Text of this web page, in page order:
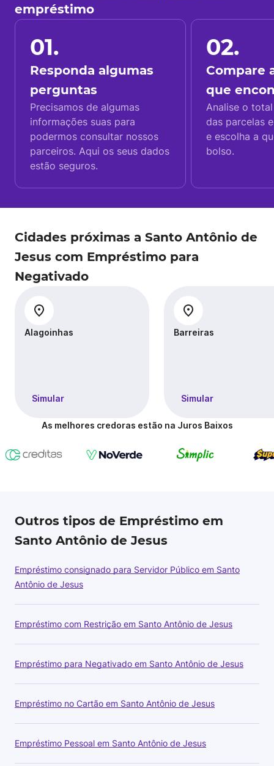
empréstimo
01.
Responda algumas
perguntas
Precisamos de algumas
informações suas para
podermos consultar nossos
parceiros. Aqui os seus dados
estão seguros.
02.
Compare
que
Analise o
das parcelas
e escolha a
bolso.
Cidades próximas a Santo Antônio de
Jesus com Empréstimo para
Negativado
Alagoinhas
Simular
Barreiras
Simular
As melhores credoras estão na Juros Baixos
Outros tipos de Empréstimo em
Santo Antônio de Jesus
Empréstimo consignado para Servidor Público em Santo
Antônio de Jesus
Empréstimo com Restrição em Santo Antônio de Jesus
Empréstimo para Negativado em Santo Antônio de Jesus
Empréstimo no Cartão em Santo Antônio de Jesus
Empréstimo Pessoal em Santo Antônio de Jesus